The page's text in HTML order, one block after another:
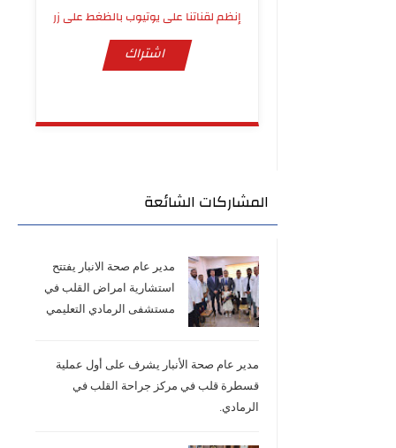
إنظم لقناتنا على يوتيوب بالظغط على زر
اشتراك
المشاركات الشائعة
مدير عام صحة الانبار يفتتح
استشارية امراض القلب في
مستشفى الرمادي التعليمي
مدير عام صحة الأنبار يشرف على أول عملية
قسطرة قلب في مركز جراحة القلب في
الرمادي.